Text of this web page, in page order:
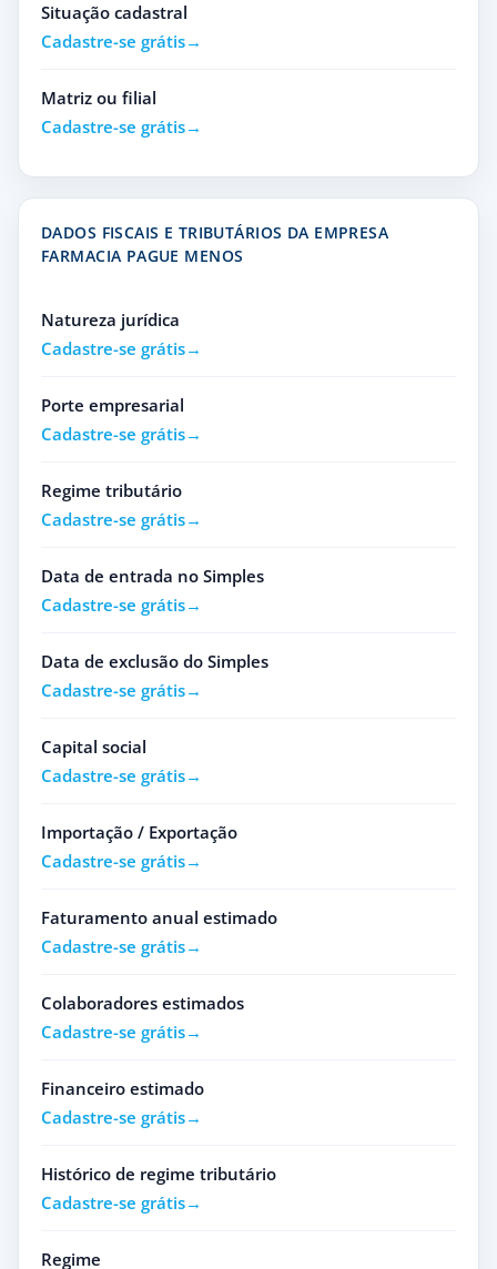
Situação cadastral
Cadastre-se grátis
Matriz ou filial
Cadastre-se grátis
DADOS FISCAIS E TRIBUTÁRIOS DA EMPRESA
FARMACIA PAGUE MENOS
Natureza jurídica
Cadastre-se grátis
Porte empresarial
Cadastre-se grátis
Regime tributário
Cadastre-se grátis
Data de entrada no Simples
Cadastre-se grátis
Data de exclusão do Simples
Cadastre-se grátis
Capital social
Cadastre-se grátis
Importação / Exportação
Cadastre-se grátis
Faturamento anual estimado
Cadastre-se grátis
Colaboradores estimados
Cadastre-se grátis
Financeiro estimado
Cadastre-se grátis
Histórico de regime tributário
Cadastre-se grátis
Regime